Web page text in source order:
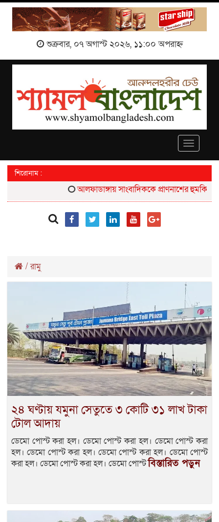
শুক্রবার, ০৭ অগাস্ট ২০২৬, ১১:০০ অপরাহ্ন
Toggle
শিরোনাম :
আলফাডাঙ্গায় সাংবাদিককে প্রাণনাশের হুমকির
/রামু
২৪ ঘণ্টায় যমুনা সেতুতে ৩ কোটি ৩১ লাখ টাকা
টোল আদায়
ডেমো পোস্ট করা হল। ডেমো পোস্ট করা হল। ডেমো পোস্ট করা
হল। ডেমো পোস্ট করা হল। ডেমো পোস্ট করা হল। ডেমো পোস্ট
করা হল। ডেমো পোস্ট করা হল। ডেমো পোস্টবিস্তারিত পড়ুন